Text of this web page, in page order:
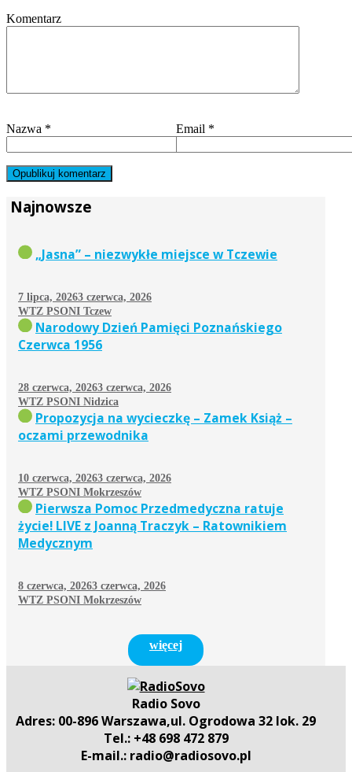
Komentarz
Nazwa * Email *
Najnowsze
„Jasna” – niezwykłe miejsce w Tczewie
7 lipca, 20263 czerwca, 2026
WTZ PSONI Tczew
Narodowy Dzień Pamięci Poznańskiego
Czerwca 1956
28 czerwca, 20263 czerwca, 2026
WTZ PSONI Nidzica
Propozycja na wycieczkę – Zamek Książ –
oczami przewodnika
10 czerwca, 20263 czerwca, 2026
WTZ PSONI Mokrzeszów
Pierwsza Pomoc Przedmedyczna ratuje
życie! LIVE z Joanną Traczyk – Ratownikiem
Medycznym
8 czerwca, 20263 czerwca, 2026
WTZ PSONI Mokrzeszów
więcej
Radio Sovo
Adres: 00-896 Warszawa,ul. Ogrodowa 32 lok. 29
Tel.: +48 698 472 879
E-mail.: radio@radiosovo.pl